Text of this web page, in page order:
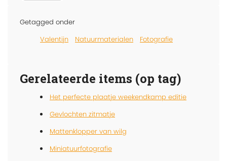
Getagged onder
Valentijn
Natuurmaterialen Fotografie
Gerelateerde items (op tag)
Het perfecte plaatje weekendkamp editie
Gevlochten zitmatje
Mattenklopper van wilg
Miniatuurfotografie